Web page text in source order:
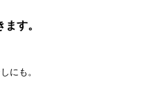
す。
にも。